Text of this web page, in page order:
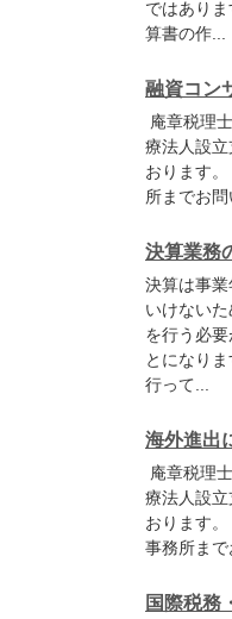
ではあり
算書の作...
融資コン
庵章税理
療法人設
おります
所までお問
決算業務
決算は事
いけない
を行う必
とになり
行って...
海外進出
庵章税理
療法人設
おります
事務所まで
国際税務